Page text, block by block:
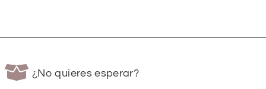
¿No quieres esperar?